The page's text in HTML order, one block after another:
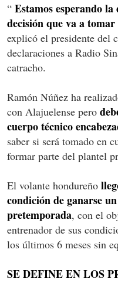
“ Estamos esperando
decisión que va a
explicó el presidente del
declaraciones a Radio
catracho.
Ramón Núñez ha
con Alajuelense pero
cuerpo técnico
saber si será tomado en
formar parte del plantel
El volante hondureño
condición de ganarse
pretemporada, con el
entrenador de sus
los últimos 6 meses sin
SE DEFINE EN LOS